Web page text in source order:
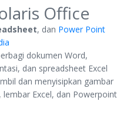
Office
, dan Power Point
dokumen Word,
dan spreadsheet Excel
dan menyisipkan gambar
Excel, dan Powerpoint